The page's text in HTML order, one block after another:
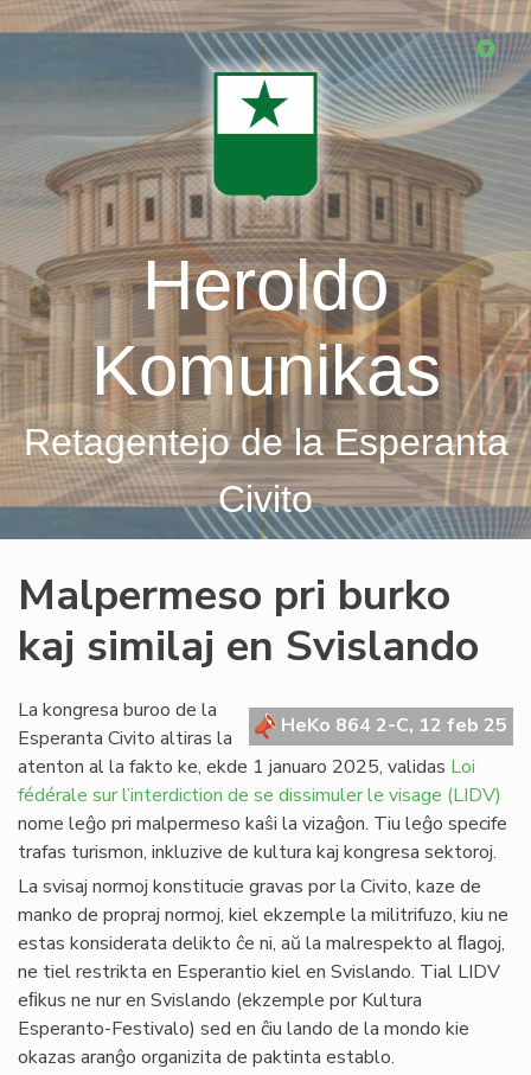
Skip
Heroldo
Komunikas
Retagentejo de la Esperanta
Civito
Malpermeso pri burko
kaj similaj en Svislando
HeKo 864 2-C, 12 feb 25
La kongresa buroo de la
Esperanta Civito altiras la
atenton al la fakto ke, ekde 1 januaro 2025, validas Loi
fédérale sur l’interdiction de se dissimuler le visage (LIDV)
nome leĝo pri malpermeso kaŝi la vizaĝon. Tiu leĝo specife
trafas turismon, inkluzive de kultura kaj kongresa sektoroj.
La svisaj normoj konstitucie gravas por la Civito, kaze de
manko de propraj normoj, kiel ekzemple la militrifuzo, kiu ne
estas konsiderata delikto ĉe ni, aŭ la malrespekto al ﬂagoj,
ne tiel restrikta en Esperantio kiel en Svislando. Tial LIDV
eﬁkus ne nur en Svislando (ekzemple por Kultura
Esperanto-Festivalo) sed en ĉiu lando de la mondo kie
okazas aranĝo organizita de paktinta establo.